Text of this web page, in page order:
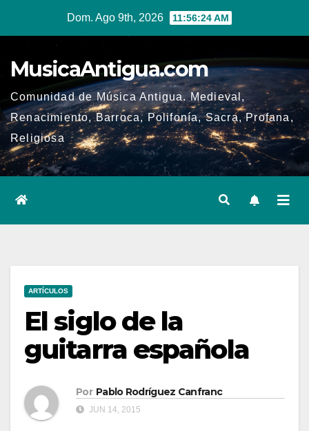
Dom. Ago 9th, 2026 11:56:24 AM
MusicaAntigua.com
Comunidad de Música Antigua. Medieval,
Renacimiento, Barroca, Polifonía, Sacra, Profana,
Religiosa
ARTÍCULOS
El siglo de la
guitarra española
Por Pablo Rodríguez Canfranc
JUN 14, 2015